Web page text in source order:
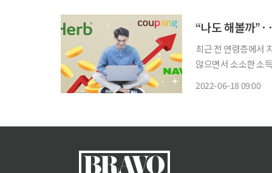
“나도 해볼까
최근 전 연령층에서
않으면서 소소한 소
2022-06-18 09:00